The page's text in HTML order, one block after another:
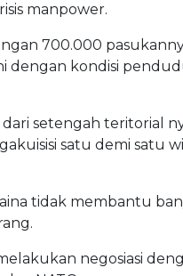
manpower.
700.000
dengan kondisi
setengah teritorial
satu demi satu
tidak membantu
negosiasi